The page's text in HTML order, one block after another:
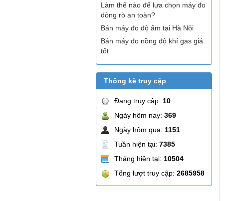
Làm thế nào để lựa chọn máy đo
dòng rò an toàn?
Bán máy đo độ ẩm tại Hà Nội
Bán máy đo nồng độ khí gas giá
tốt
Thống kê truy cập
Đang truy cập: 10
Ngày hôm nay: 369
Ngày hôm qua: 1151
Tuần hiện tại: 7385
Tháng hiện tại: 10504
Tổng lượt truy cập: 2685958